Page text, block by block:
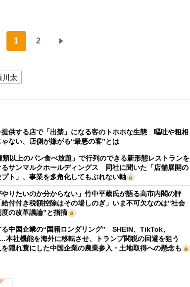
1 2
川太
提供する店で「出禁」になる客のトホホな生態 嘔吐や粗相
ゃない、店側が嫌がる“最悪の客”とは
類以上のパン食べ放題」で行列のできる新形態レストランを
るサンマルクホールディングス 同社に聞いた「店舗展開の
プト」、事業を多角化してもぶれない軸
やりたいのか分からない」竹中平蔵氏が語る高市内閣の評
付付き税額控除はその場しのぎ」いま不可欠なのは“社会
の改革議論”と指摘
る中国企業の“国籍ロンダリング” SHEIN、TikTok、
本社機能を海外に移転させ、トランプ関税の回避を狙う
隠れ蓑にした中国企業の農業参入・土地取得への懸念も